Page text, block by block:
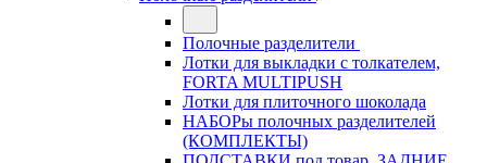
Полочные разделители
Лотки для выкладки с толкателем,
FORTA MULTIPUSH
Лотки для плиточного шоколада
НАБОРы полочных разделителей
(КОМПЛЕКТЫ)